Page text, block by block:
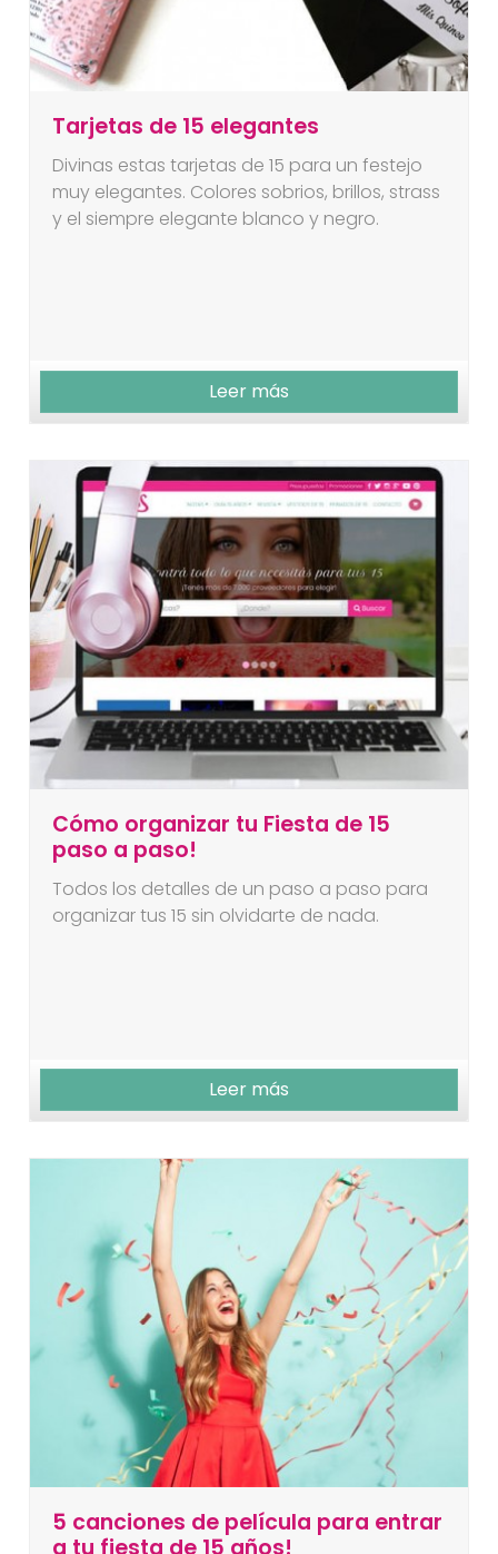
Tarjetas de 15 elegantes
Divinas estas tarjetas de 15 para un festejo
muy elegantes. Colores sobrios, brillos, strass
y el siempre elegante blanco y negro.
Leer más
Cómo organizar tu Fiesta de 15
paso a paso!
Todos los detalles de un paso a paso para
organizar tus 15 sin olvidarte de nada.
Leer más
5 canciones de película para entrar
a tu fiesta de 15 años!